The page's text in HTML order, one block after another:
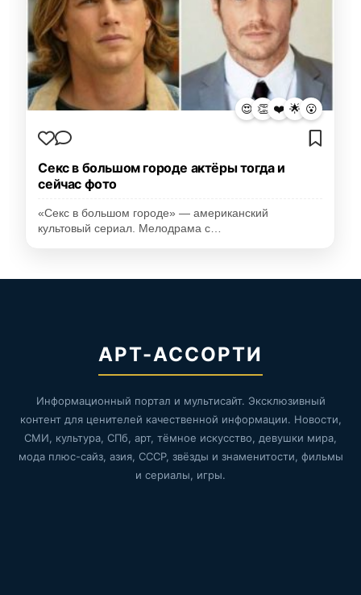
😍 👏 ❤️ 🌟 😮
Секс в большом городе актёры тогда и
сейчас фото
«Секс в большом городе» — американский
культовый сериал. Мелодрама с…
АРТ-АССОРТИ
Информационный портал и мультисайт. Эксклюзивный
контент для ценителей качественной информации. Новости,
СМИ, культура, СПб, арт, тёмное искусство, девушки мира,
мода плюс-сайз, азия, СССР, звёзды и знаменитости, фильмы
и сериалы, игры.